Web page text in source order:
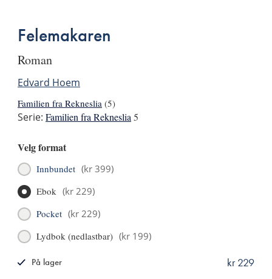
Felemakaren
roman
Edvard Hoem
Familien fra Rekneslia (5)
Serie: Familien fra Rekneslia5
Velg format
Innbundet (kr 399)
Ebok (kr 229)
Pocket (kr 229)
Lydbok (nedlastbar) (kr 199)
kr 229
På lager